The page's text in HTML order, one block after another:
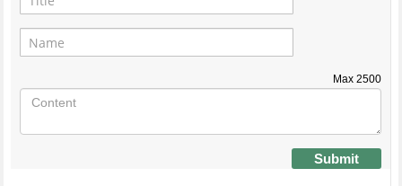
Max 2500
Submit